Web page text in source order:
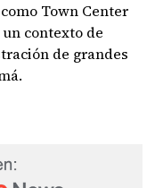
Town Center
contexto de
de grandes